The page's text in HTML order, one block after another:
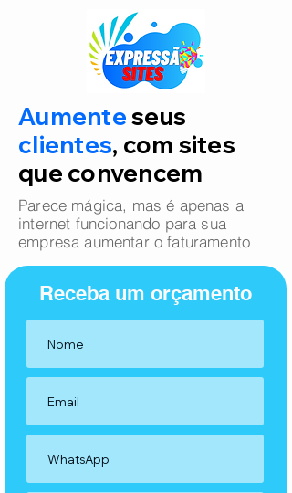
Aumenteseus
clientes, com sites
que convencem
Parece mágica, mas é apenas a
internet funcionando para sua
empresa aumentar o faturamento
Receba um orçamento